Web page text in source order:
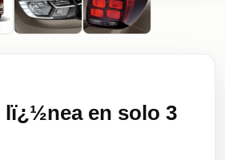
lï¿½nea en solo 3